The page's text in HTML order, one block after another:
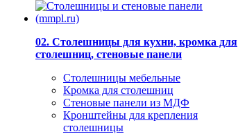
02. Столешницы для кухни, кромка для
столешниц, стеновые панели
Столешницы мебельные
Кромка для столешниц
Стеновые панели из МДФ
Кронштейны для крепления
столешницы